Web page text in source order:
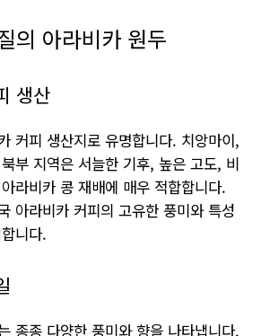
의 아라비카 원두
생산
커피 생산지로 유명합니다. 치앙마이,
부 지역은 서늘한 기후, 높은 고도, 비
라비카 콩 재배에 매우 적합합니다.
아라비카 커피의 고유한 풍미와 특성
니다.
종종 다양한 풍미와 향을 나타냅니다.